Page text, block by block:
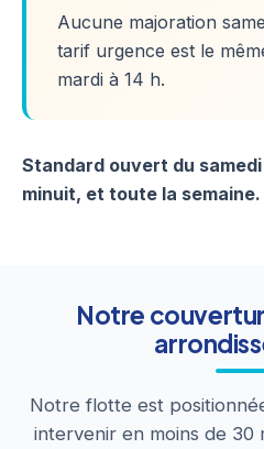
Aucune majoration
tarif urgence est le
mardi à 14 h.
Standard ouvert du
minuit, et toute la semaine.
Notre
Notre flotte est
intervenir en moins de 30